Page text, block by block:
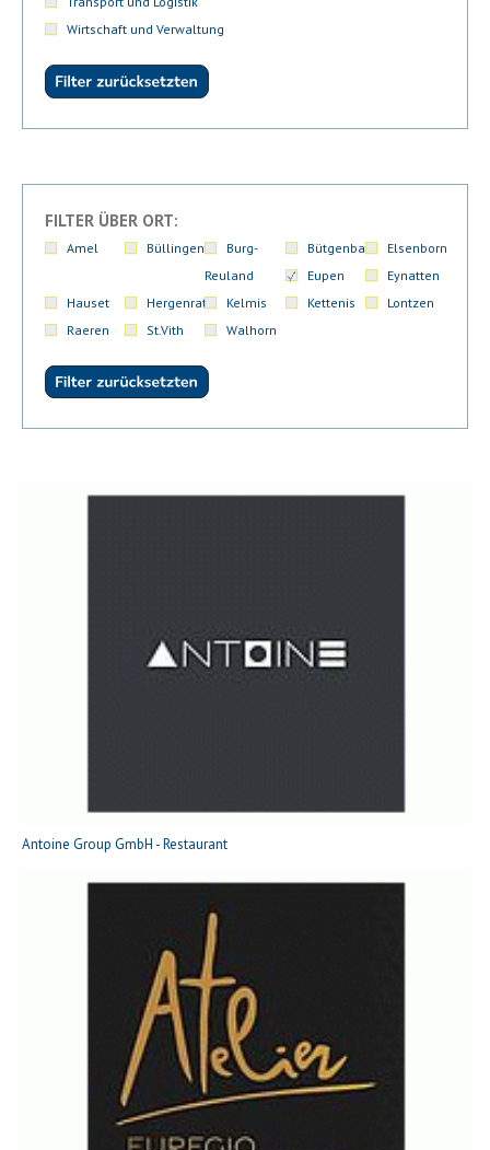
Wirtschaft und Verwaltung
FILTER ÜBER ORT:
Amel Büllingen
Burg-
Reuland
Bütgenbach
Elsenborn
Eupen
Eynatten
Hauset
Hergenrath Kelmis Kettenis
Lontzen
Raeren
St.Vith Walhorn
Antoine Group GmbH - Restaurant